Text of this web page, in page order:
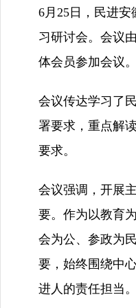
6月25日，民进
习研讨会。会议
体会员参加会议。
会议传达学习了
署要求，重点解
要求。
会议强调，开展
要。作为以教育
会为公、参政为
要，始终围绕中
进人的责任担当。